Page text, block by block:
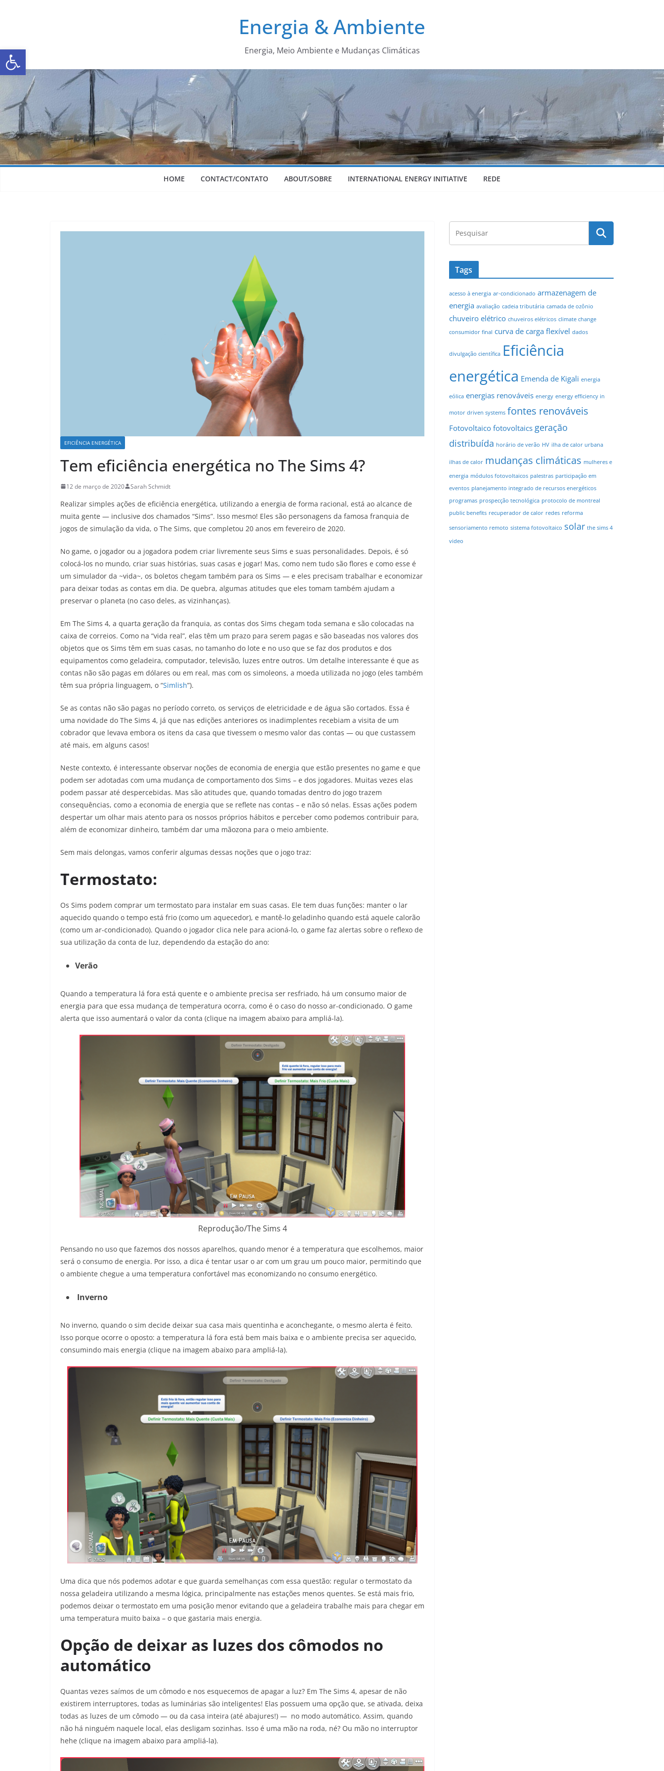
Abrir a barra de ferramentas
Energia & Ambiente
Energia, Meio Ambiente e Mudanças Climáticas
HOME CONTACT/CONTATO ABOUT/SOBRE INTERNATIONAL ENERGY INITIATIVE REDE
EFICIÊNCIA ENERGÉTICA
Tem eficiência energética no The Sims 4?
12 de março de 2020 Sarah Schmidt
Realizar simples ações de eficiência energética, utilizando a energia de forma racional, está ao alcance de
muita gente — inclusive dos chamados “Sims”. Isso mesmo! Eles são personagens da famosa franquia de
jogos de simulação da vida, o The Sims, que completou 20 anos em fevereiro de 2020.
No game, o jogador ou a jogadora podem criar livremente seus Sims e suas personalidades. Depois, é só
colocá-los no mundo, criar suas histórias, suas casas e jogar! Mas, como nem tudo são flores e como esse é
um simulador da ~vida~, os boletos chegam também para os Sims — e eles precisam trabalhar e economizar
para deixar todas as contas em dia. De quebra, algumas atitudes que eles tomam também ajudam a
preservar o planeta (no caso deles, as vizinhanças).
Em The Sims 4, a quarta geração da franquia, as contas dos Sims chegam toda semana e são colocadas na
caixa de correios. Como na “vida real”, elas têm um prazo para serem pagas e são baseadas nos valores dos
objetos que os Sims têm em suas casas, no tamanho do lote e no uso que se faz dos produtos e dos
equipamentos como geladeira, computador, televisão, luzes entre outros. Um detalhe interessante é que as
contas não são pagas em dólares ou em real, mas com os simoleons, a moeda utilizada no jogo (eles também
têm sua própria linguagem, o “Simlish”).
Se as contas não são pagas no período correto, os serviços de eletricidade e de água são cortados. Essa é
uma novidade do The Sims 4, já que nas edições anteriores os inadimplentes recebiam a visita de um
cobrador que levava embora os itens da casa que tivessem o mesmo valor das contas — ou que custassem
até mais, em alguns casos!
Neste contexto, é interessante observar noções de economia de energia que estão presentes no game e que
podem ser adotadas com uma mudança de comportamento dos Sims – e dos jogadores. Muitas vezes elas
podem passar até despercebidas. Mas são atitudes que, quando tomadas dentro do jogo trazem
consequências, como a economia de energia que se reflete nas contas – e não só nelas. Essas ações podem
despertar um olhar mais atento para os nossos próprios hábitos e perceber como podemos contribuir para,
além de economizar dinheiro, também dar uma mãozona para o meio ambiente.
Sem mais delongas, vamos conferir algumas dessas noções que o jogo traz:
Termostato:
Os Sims podem comprar um termostato para instalar em suas casas. Ele tem duas funções: manter o lar
aquecido quando o tempo está frio (como um aquecedor), e mantê-lo geladinho quando está aquele calorão
(como um ar-condicionado). Quando o jogador clica nele para acioná-lo, o game faz alertas sobre o reflexo de
sua utilização da conta de luz, dependendo da estação do ano:
Verão
Quando a temperatura lá fora está quente e o ambiente precisa ser resfriado, há um consumo maior de
energia para que essa mudança de temperatura ocorra, como é o caso do nosso ar-condicionado. O game
alerta que isso aumentará o valor da conta (clique na imagem abaixo para ampliá-la).
Reprodução/The Sims 4
Pensando no uso que fazemos dos nossos aparelhos, quando menor é a temperatura que escolhemos, maior
será o consumo de energia. Por isso, a dica é tentar usar o ar com um grau um pouco maior, permitindo que
o ambiente chegue a uma temperatura confortável mas economizando no consumo energético.
Inverno
No inverno, quando o sim decide deixar sua casa mais quentinha e aconchegante, o mesmo alerta é feito.
Isso porque ocorre o oposto: a temperatura lá fora está bem mais baixa e o ambiente precisa ser aquecido,
consumindo mais energia (clique na imagem abaixo para ampliá-la).
Uma dica que nós podemos adotar e que guarda semelhanças com essa questão: regular o termostato da
nossa geladeira utilizando a mesma lógica, principalmente nas estações menos quentes. Se está mais frio,
podemos deixar o termostato em uma posição menor evitando que a geladeira trabalhe mais para chegar em
uma temperatura muito baixa – o que gastaria mais energia.
Opção de deixar as luzes dos cômodos no
automático
Quantas vezes saímos de um cômodo e nos esquecemos de apagar a luz? Em The Sims 4, apesar de não
existirem interruptores, todas as luminárias são inteligentes! Elas possuem uma opção que, se ativada, deixa
todas as luzes de um cômodo — ou da casa inteira (até abajures!) — no modo automático. Assim, quando
não há ninguém naquele local, elas desligam sozinhas. Isso é uma mão na roda, né? Ou mão no interruptor
hehe (clique na imagem abaixo para ampliá-la).
Tags
acesso à energia ar-condicionado armazenagem de
energia avaliação cadeia tributária camada de ozônio
chuveiro elétrico chuveiros elétricos climate change
consumidor final curva de carga flexível dados
divulgação científica Eficiência
energética Emenda de Kigali energia
eólica energias renováveis energy energy efficiency in
motor driven systems fontes renováveis
Fotovoltaico fotovoltaics geração
distribuída horário de verão HV ilha de calor urbana
ilhas de calor mudanças climáticas mulheres e
energia módulos fotovoltaicos palestras participação em
eventos planejamento integrado de recursos energéticos
programas prospecção tecnológica protocolo de montreal
public benefits recuperador de calor redes reforma
sensoriamento remoto sistema fotovoltaico solar the sims 4
video